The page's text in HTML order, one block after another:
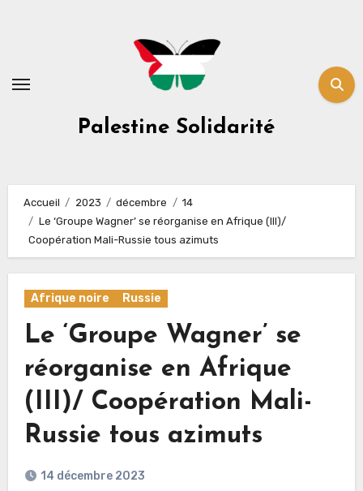
Palestine Solidarité
Accueil 2023 décembre
14
Le ‘Groupe Wagner’ se réorganise en Afrique (III)/
Coopération Mali-Russie tous azimuts
Afrique noire Russie
Le ‘Groupe Wagner’ se
réorganise en Afrique
(III)/ Coopération Mali-
Russie tous azimuts
14 décembre 2023